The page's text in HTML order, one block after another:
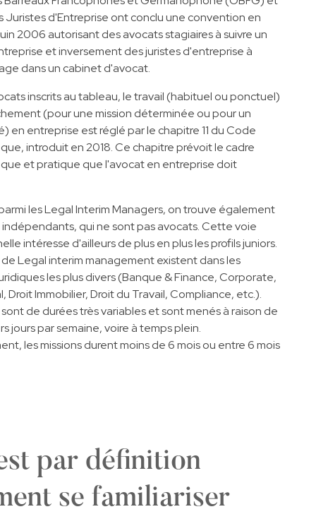
Juristes d'Entreprise ont conclu une convention en
2006 autorisant des avocats stagiaires à suivre un
et inversement des juristes d'entreprise à
dans un cabinet d'avocat.
inscrits au tableau, le travail (habituel ou ponctuel)
(pour une mission déterminée ou pour un
en entreprise est réglé par le chapitre 11 du Code
introduit en 2018. Ce chapitre prévoit le cadre
et pratique que l'avocat en entreprise doit
les Legal Interim Managers, on trouve également
indépendants, qui ne sont pas avocats. Cette voie
intéresse d'ailleurs de plus en plus les profils juniors.
Legal interim management existent dans les
les plus divers (Banque & Finance, Corporate,
Droit Immobilier, Droit du Travail, Compliance, etc.).
de durées très variables et sont menés à raison de
jours par semaine, voire à temps plein.
les missions durent moins de 6 mois ou entre 6 mois
par définition
se familiariser